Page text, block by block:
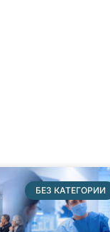
БЕЗ КАТЕГОРИИ